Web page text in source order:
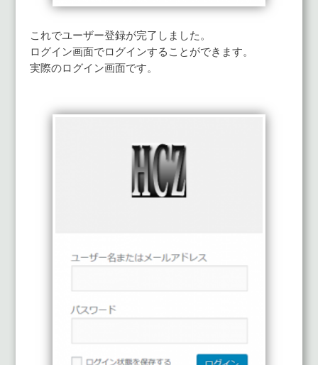
これでユーザー登録が完了しました。
ログイン画面でログインすることができます。
実際のログイン画面です。